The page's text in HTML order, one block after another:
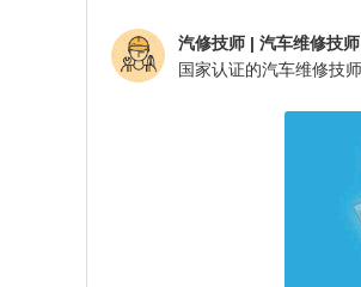
汽修技师 | 汽车维修技师